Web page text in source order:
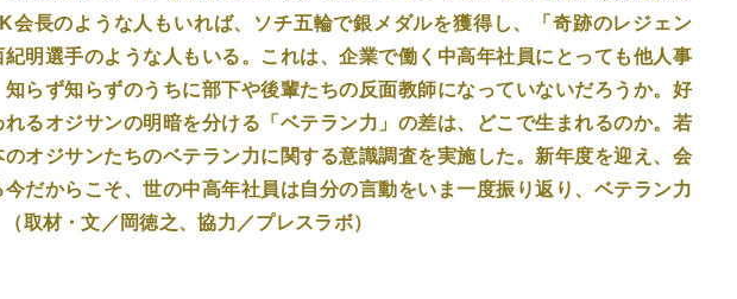
会長のような人もいれば、ソチ五輪で銀メダルを獲得し、「奇跡のレジェン
紀明選手のような人もいる。これは、企業で働く中高年社員にとっても他人事
らず知らずのうちに部下や後輩たちの反面教師になっていないだろうか。好
るオジサンの明暗を分ける「ベテラン力」の差は、どこで生まれるのか。若
オジサンたちのベテラン力に関する意識調査を実施した。新年度を迎え、会
だからこそ、世の中高年社員は自分の言動をいま一度振り返り、ベテラン力
取材・文／岡徳之、協力／プレスラボ）